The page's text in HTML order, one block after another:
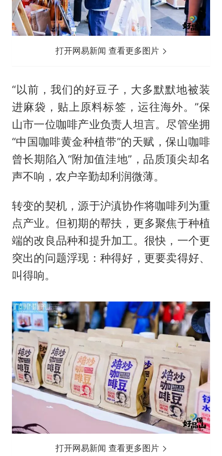
打开网易新闻 查看更多图片
“以前，我们的好豆子，大多默默地被装
进麻袋，贴上原料标签，运往海外。”保
山市一位咖啡产业负责人坦言。尽管坐拥
“中国咖啡黄金种植带”的天赋，保山咖啡
曾长期陷入“附加值洼地”，品质顶尖却名
声不响，农户辛勤却利润微薄。
转变的契机，源于沪滇协作将咖啡列为重
点产业。但初期的帮扶，更多聚焦于种植
端的改良品种和提升加工。很快，一个更
突出的问题浮现：种得好，更要卖得好、
叫得响。
打开网易新闻 查看更多图片